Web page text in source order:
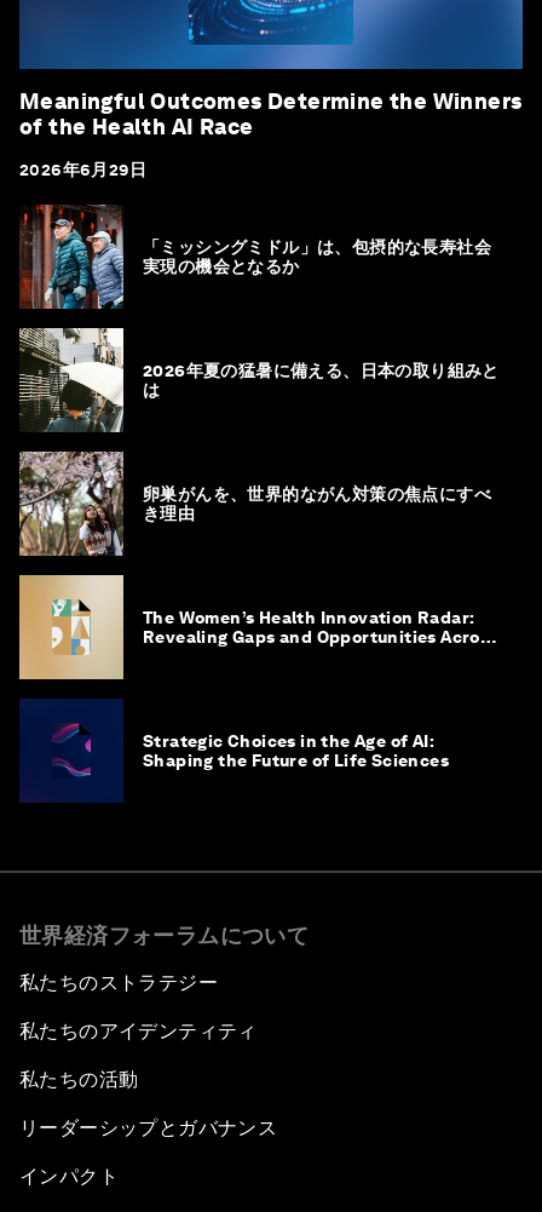
Meaningful Outcomes Determine the Winners
of the Health AI Race
2026年6月29日
「ミッシングミドル」は、包摂的な長寿社会
実現の機会となるか
2026年夏の猛暑に備える、日本の取り組みと
は
卵巣がんを、世界的ながん対策の焦点にすべ
き理由
The Women’s Health Innovation Radar:
Revealing Gaps and Opportunities Across
Strategic Choices in the Age of AI:
Shaping the Future of Life Sciences
世界経済フォーラムについて
私たちのストラテジー
私たちのアイデンティティ
私たちの活動
リーダーシップとガバナンス
インパクト